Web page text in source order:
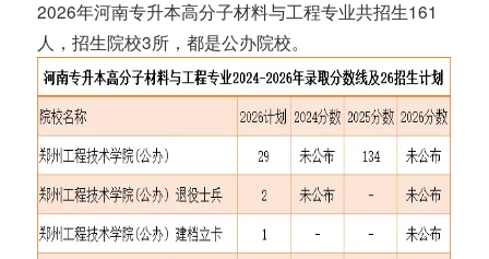
2026年河南专升本高分子材料与工程专业共招生161
人，招生院校3所，都是公办院校。